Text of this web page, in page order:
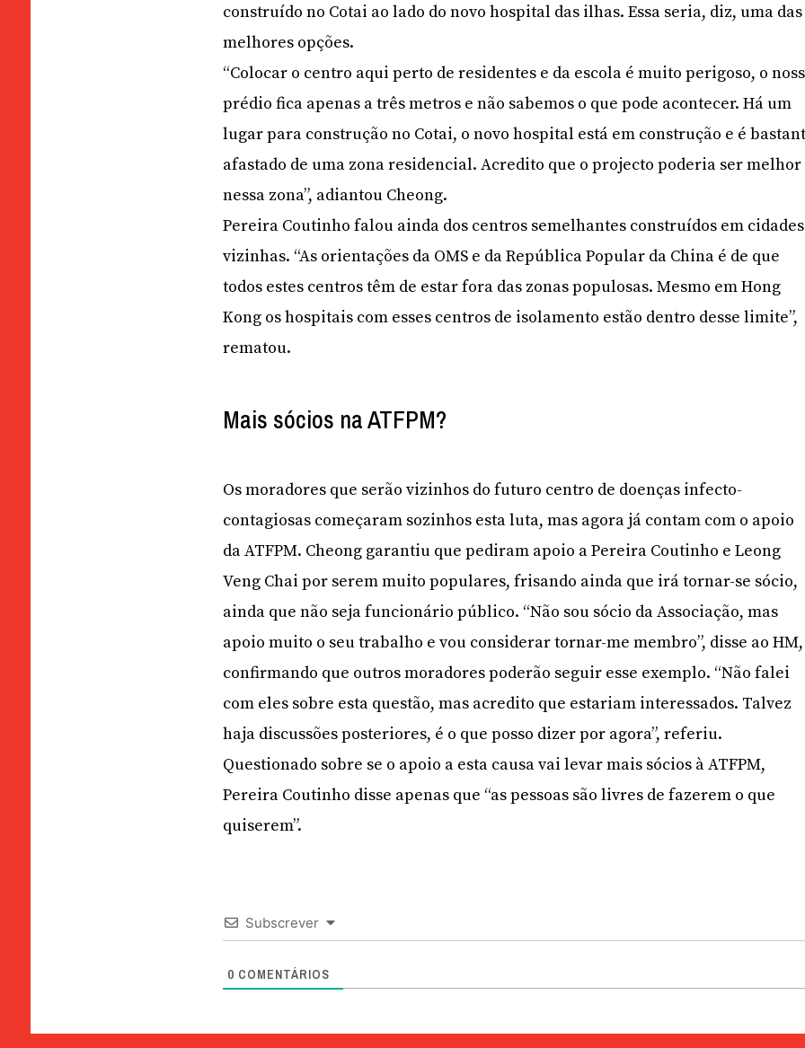
construído no Cotai ao lado do novo hospital das ilhas. Essa seria, diz, uma das
melhores opções.
“Colocar o centro aqui perto de residentes e da escola é muito perigoso, o
prédio fica apenas a três metros e não sabemos o que pode acontecer. Há um
lugar para construção no Cotai, o novo hospital está em construção e é
afastado de uma zona residencial. Acredito que o projecto poderia ser melhor
nessa zona”, adiantou Cheong.
Pereira Coutinho falou ainda dos centros semelhantes construídos em cidades
vizinhas. “As orientações da OMS e da República Popular da China é de que
todos estes centros têm de estar fora das zonas populosas. Mesmo em Hong
Kong os hospitais com esses centros de isolamento estão dentro desse limite”,
rematou.
Mais sócios na ATFPM?
Os moradores que serão vizinhos do futuro centro de doenças infecto-
contagiosas começaram sozinhos esta luta, mas agora já contam com o apoio
da ATFPM. Cheong garantiu que pediram apoio a Pereira Coutinho e Leong
Veng Chai por serem muito populares, frisando ainda que irá tornar-se sócio,
ainda que não seja funcionário público. “Não sou sócio da Associação, mas
apoio muito o seu trabalho e vou considerar tornar-me membro”, disse ao HM,
confirmando que outros moradores poderão seguir esse exemplo. “Não falei
com eles sobre esta questão, mas acredito que estariam interessados. Talvez
haja discussões posteriores, é o que posso dizer por agora”, referiu.
Questionado sobre se o apoio a esta causa vai levar mais sócios à ATFPM,
Pereira Coutinho disse apenas que “as pessoas são livres de fazerem o que
quiserem”.
Subscrever
0 COMENTÁRIOS